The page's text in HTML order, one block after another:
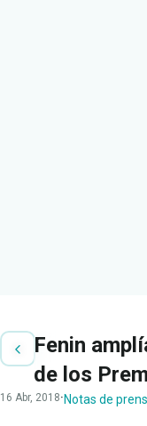
Fenin
de los
16 Abr, 2018· Notas de